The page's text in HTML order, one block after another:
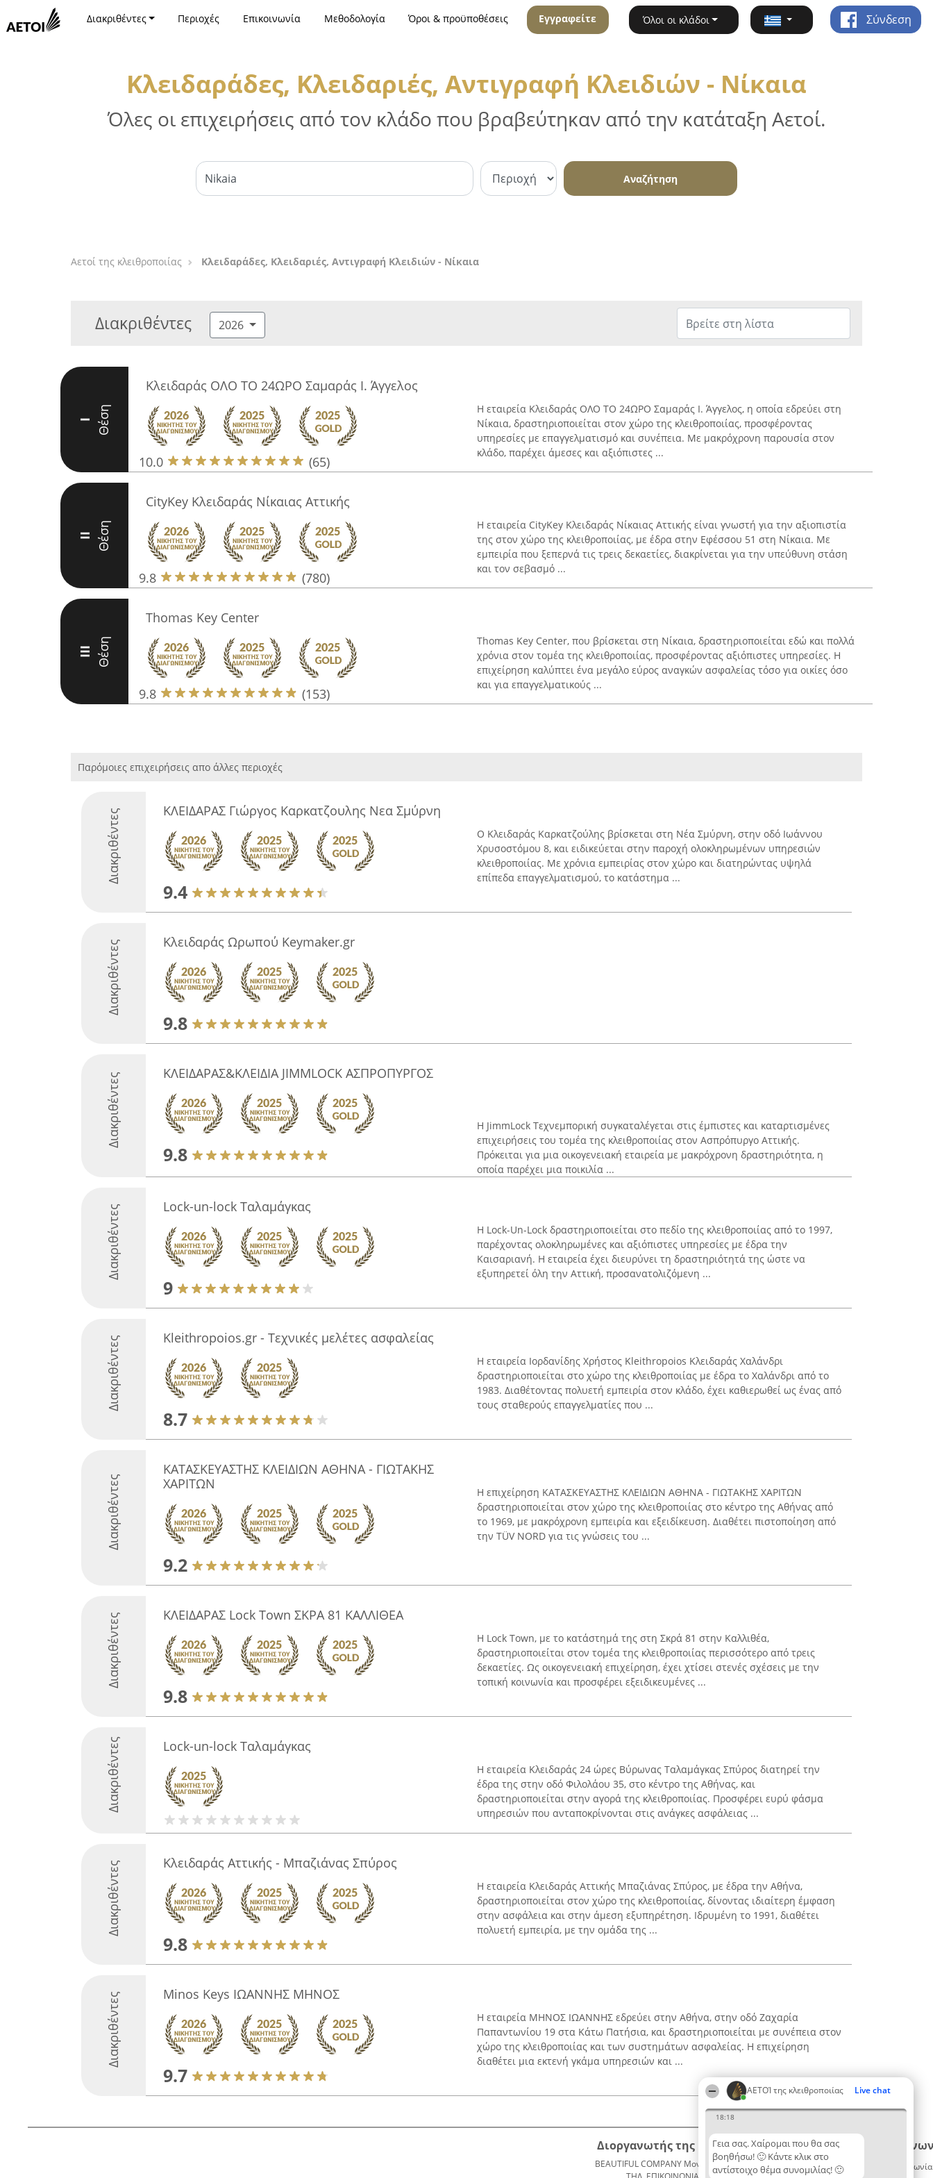
ΑΕΤΟΊ της κλειθροποιίας Live chat
18:18
Γεια σας. Χαίρομαι που θα σας
βοηθήσω! 🙂 Κάντε κλικ στο
αντίστοιχο θέμα συνομιλίας! 🙂
Διακριθέντες Περιοχές Επικοινωνία Μεθοδολογία Όροι & προϋποθέσεις Εγγραφείτε Όλοι οι κλάδοι Σύνδεση
Κλειδαράδες, Κλειδαριές, Αντιγραφή Κλειδιών - Νίκαια
Όλες οι επιχειρήσεις από τον κλάδο που βραβεύτηκαν από την κατάταξη Αετοί.
Αναζήτηση
Αετοί της κλειθροποιίας Κλειδαράδες, Κλειδαριές, Αντιγραφή Κλειδιών - Νίκαια
Διακριθέντες 2026
I Θέση
Κλειδαράς ΟΛΟ ΤΟ 24ΩΡΟ Σαμαράς Ι. Άγγελος
10.0 (65)
Η εταιρεία Κλειδαράς ΟΛΟ ΤΟ 24ΩΡΟ Σαμαράς Ι. Άγγελος, η οποία εδρεύει στη
Νίκαια, δραστηριοποιείται στον χώρο της κλειθροποιίας, προσφέροντας
υπηρεσίες με επαγγελματισμό και συνέπεια. Με μακρόχρονη παρουσία στον
κλάδο, παρέχει άμεσες και αξιόπιστες ...
II Θέση
CityKey Κλειδαράς Νίκαιας Αττικής
9.8 (780)
Η εταιρεία CityKey Κλειδαράς Νίκαιας Αττικής είναι γνωστή για την αξιοπιστία
της στον χώρο της κλειθροποιίας, με έδρα στην Εφέσσου 51 στη Νίκαια. Με
εμπειρία που ξεπερνά τις τρεις δεκαετίες, διακρίνεται για την υπεύθυνη στάση
και τον σεβασμό ...
III Θέση
Thomas Key Center
9.8 (153)
Thomas Key Center, που βρίσκεται στη Νίκαια, δραστηριοποιείται εδώ και πολλά
χρόνια στον τομέα της κλειθροποιίας, προσφέροντας αξιόπιστες υπηρεσίες. Η
επιχείρηση καλύπτει ένα μεγάλο εύρος αναγκών ασφαλείας τόσο για οικίες όσο
και για επαγγελματικούς ...
Παρόμοιες επιχειρήσεις απο άλλες περιοχές
Διακριθέντες ΚΛΕΙΔΑΡΑΣ Γιώργος Καρκατζουλης Νεα Σμύρνη
9.4
Ο Κλειδαράς Καρκατζούλης βρίσκεται στη Νέα Σμύρνη, στην οδό Ιωάννου
Χρυσοστόμου 8, και ειδικεύεται στην παροχή ολοκληρωμένων υπηρεσιών
κλειθροποιίας. Με χρόνια εμπειρίας στον χώρο και διατηρώντας υψηλά
επίπεδα επαγγελματισμού, το κατάστημα ...
Διακριθέντες Κλειδαράς Ωρωπού Keymaker.gr
9.8
Διακριθέντες ΚΛΕΙΔΑΡΑΣ&ΚΛΕΙΔΙΑ JIMMLOCK ΑΣΠΡΟΠΥΡΓΟΣ
9.8
Η JimmLock Τεχνεμπορική συγκαταλέγεται στις έμπιστες και καταρτισμένες
επιχειρήσεις του τομέα της κλειθροποιίας στον Ασπρόπυργο Αττικής.
Πρόκειται για μια οικογενειακή εταιρεία με μακρόχρονη δραστηριότητα, η
οποία παρέχει μια ποικιλία ...
Διακριθέντες Lock-un-lock Ταλαμάγκας
9
Η Lock-Un-Lock δραστηριοποιείται στο πεδίο της κλειθροποιίας από το 1997,
παρέχοντας ολοκληρωμένες και αξιόπιστες υπηρεσίες με έδρα την
Καισαριανή. Η εταιρεία έχει διευρύνει τη δραστηριότητά της ώστε να
εξυπηρετεί όλη την Αττική, προσανατολιζόμενη ...
Διακριθέντες Kleithropoios.gr - Τεχνικές μελέτες ασφαλείας
8.7
Η εταιρεία Ιορδανίδης Χρήστος Kleithropoios Κλειδαράς Χαλάνδρι
δραστηριοποιείται στο χώρο της κλειθροποιίας με έδρα το Χαλάνδρι από το
1983. Διαθέτοντας πολυετή εμπειρία στον κλάδο, έχει καθιερωθεί ως ένας από
τους σταθερούς επαγγελματίες που ...
Διακριθέντες
ΚΑΤΑΣΚΕΥΑΣΤΗΣ ΚΛΕΙΔΙΩΝ ΑΘΗΝΑ - ΓΙΩΤΑΚΗΣ
ΧΑΡΙΤΩΝ
9.2
Η επιχείρηση ΚΑΤΑΣΚΕΥΑΣΤΗΣ ΚΛΕΙΔΙΩΝ ΑΘΗΝΑ - ΓΙΩΤΑΚΗΣ ΧΑΡΙΤΩΝ
δραστηριοποιείται στον χώρο της κλειθροποιίας στο κέντρο της Αθήνας από
το 1969, με μακρόχρονη εμπειρία και εξειδίκευση. Διαθέτει πιστοποίηση από
την TÜV NORD για τις γνώσεις του ...
Διακριθέντες ΚΛΕΙΔΑΡΑΣ Lock Town ΣΚΡΑ 81 ΚΑΛΛΙΘΕΑ
9.8
Η Lock Town, με το κατάστημά της στη Σκρά 81 στην Καλλιθέα,
δραστηριοποιείται στον τομέα της κλειθροποιίας περισσότερο από τρεις
δεκαετίες. Ως οικογενειακή επιχείρηση, έχει χτίσει στενές σχέσεις με την
τοπική κοινωνία και προσφέρει εξειδικευμένες ...
Διακριθέντες Lock-un-lock Ταλαμάγκας
Η εταιρεία Κλειδαράς 24 ώρες Βύρωνας Ταλαμάγκας Σπύρος διατηρεί την
έδρα της στην οδό Φιλολάου 35, στο κέντρο της Αθήνας, και
δραστηριοποιείται στην αγορά της κλειθροποιίας. Προσφέρει ευρύ φάσμα
υπηρεσιών που ανταποκρίνονται στις ανάγκες ασφάλειας ...
Διακριθέντες Κλειδαράς Αττικής - Μπαζιάνας Σπύρος
9.8
Η εταιρεία Κλειδαράς Αττικής Μπαζιάνας Σπύρος, με έδρα την Αθήνα,
δραστηριοποιείται στον χώρο της κλειθροποιίας, δίνοντας ιδιαίτερη έμφαση
στην ασφάλεια και στην άμεση εξυπηρέτηση. Ιδρυμένη το 1991, διαθέτει
πολυετή εμπειρία, με την ομάδα της ...
Διακριθέντες Minos Keys ΙΩΑΝΝΗΣ ΜΗΝΟΣ
9.7
Η εταιρεία ΜΗΝΟΣ ΙΩΑΝΝΗΣ εδρεύει στην Αθήνα, στην οδό Ζαχαρία
Παπαντωνίου 19 στα Κάτω Πατήσια, και δραστηριοποιείται με συνέπεια στον
χώρο της κλειθροποιίας και των συστημάτων ασφαλείας. Η επιχείρηση
διαθέτει μια εκτενή γκάμα υπηρεσιών και ...
Διοργανωτής της κατάταξης
BEAUTIFUL COMPANY Μονοπρόσωπη ΙΚΕ
Κατάταξη
Διακριθέντες
Επικοινωνία